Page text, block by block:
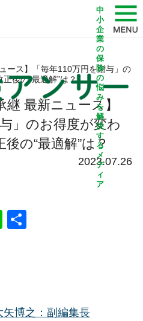
中
小
企
業
の
保
険
の
悩
み
を
解
決
す
る
メ
デ
ィ
ア
ース】「毎年110万円を贈与」の
後の“最適解”は？
継 最新ニュース】
」のお得度が変わ
の“最適解”は？
2023.07.26
Line共
矢博之 ：副編集長